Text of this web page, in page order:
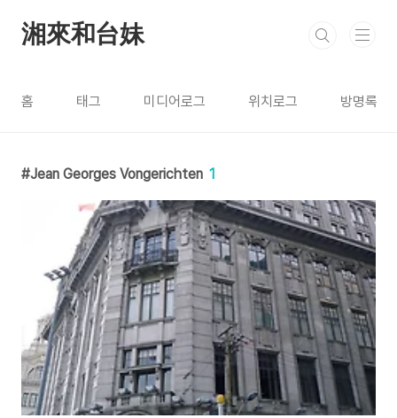
湘來和台妹
홈 태그 미디어로그 위치로그 방명록
Jean Georges Vongerichten 1